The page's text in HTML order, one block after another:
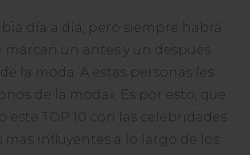
día a día, pero siempre habrá
marcan un antes y un después
la moda. A estas personas les
de la moda». Es por esto, que
este TOP 10 con las celebridades
más influyentes a lo largo de los